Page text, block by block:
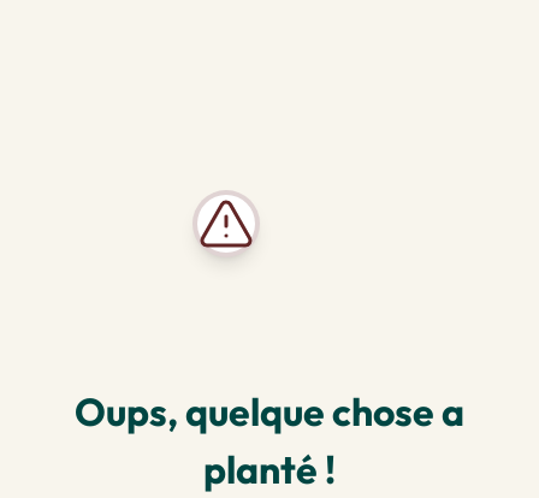
Oups, quelque chose a
planté !